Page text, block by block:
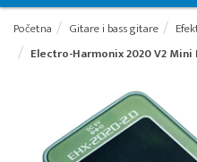
Početna Gitare i bass gitare
Electro-Harmonix 2020 V2